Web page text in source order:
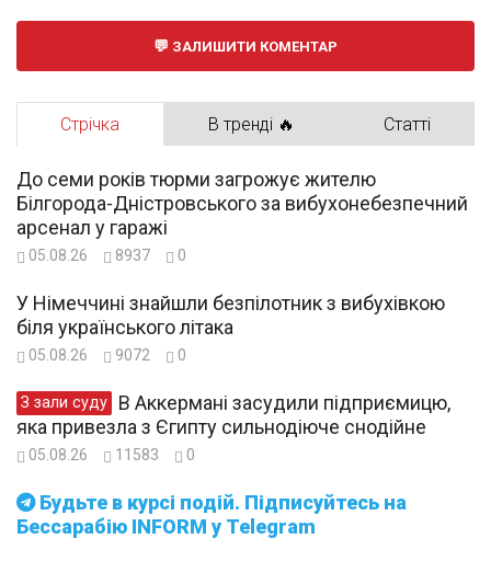
ЗАЛИШИТИ КОМЕНТАР
Стрічка В тренді 🔥 Статті
Будьте в курсі подій. Підписуйтесь на
Бессарабію INFORM у Telegram
До семи років тюрми загрожує жителю
Білгорода-Дністровського за вибухонебезпечний
арсенал у гаражі
05.08.26 8937 0
У Німеччині знайшли безпілотник з вибухівкою
біля українського літака
05.08.26 9072 0
З зали суду
яка привезла з Єгипту сильнодіюче снодійне
05.08.26 11583 0